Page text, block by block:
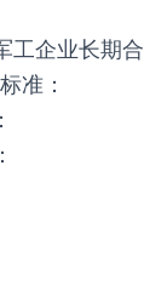
工企业长期合
准：